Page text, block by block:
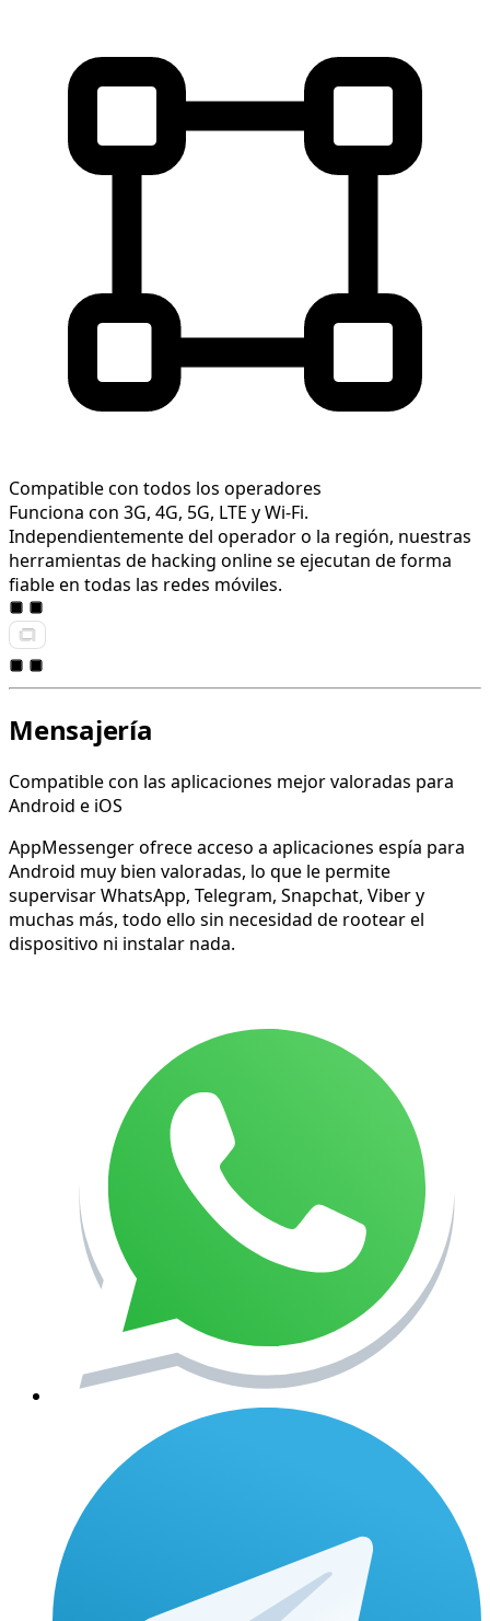
Compatible con todos los operadores
Funciona con 3G, 4G, 5G, LTE y Wi-Fi.
Independientemente del operador o la región, nuestras
herramientas de hacking online se ejecutan de forma
fiable en todas las redes móviles.
Mensajería
Compatible con las aplicaciones mejor valoradas para
Android e iOS
AppMessenger ofrece acceso a aplicaciones espía para
Android muy bien valoradas, lo que le permite
supervisar WhatsApp, Telegram, Snapchat, Viber y
muchas más, todo ello sin necesidad de rootear el
dispositivo ni instalar nada.